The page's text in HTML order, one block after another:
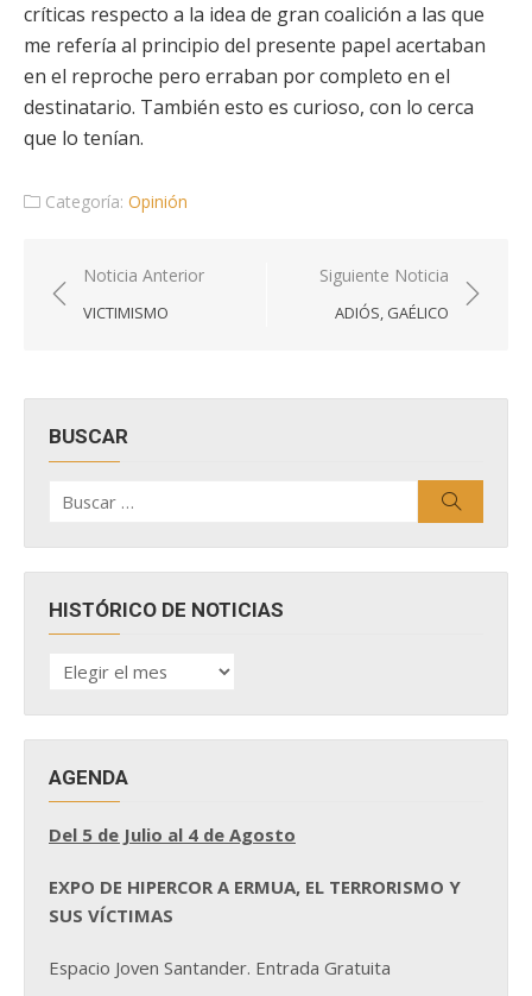
críticas respecto a la idea de gran coalición a las que
me refería al principio del presente papel acertaban
en el reproche pero erraban por completo en el
destinatario. También esto es curioso, con lo cerca
que lo tenían.
Categoría: Opinión
Navegación
de
Noticia Anterior
VICTIMISMO
Siguiente Noticia
ADIÓS, GAÉLICO
BUSCAR
por:
HISTÓRICO DE NOTICIAS
HISTÓRICO
DE
AGENDA
Del 5 de Julio al 4 de Agosto
EXPO DE HIPERCOR A ERMUA, EL TERRORISMO Y
SUS VÍCTIMAS
Espacio Joven Santander. Entrada Gratuita